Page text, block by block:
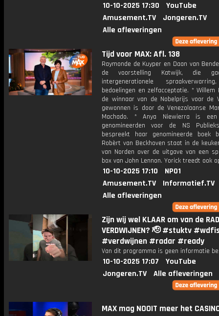
10-10-2025 17:30
YouTube
Amusement.TV
Jongeren.TV
Alle afleveringen
Tijd voor MAX: Afl. 138
Raymonde de Kuyper en Daan van
de voorstelling Katwijk, die
intergenerationele
bedoelingen en zelfacceptatie. * Willem
de winnaar van de Nobelprijs voor de
gewonnen is door de Venezolaanse
Machado. * Anya Niewierra is
genomineerden voor de NS
bespreekt haar genomineerde boek
Robèrt van Beckhoven staat in de
van Norden over de uitgave van een
box van John Lennon. Yorick treedt ook
10-10-2025 17:10
NPO1
Amusement.TV
Informatief.TV
Alle afleveringen
Zijn wij wel KLAAR om van de
VERDWIJNEN? 🫡 #stuktv
#verdwijnen #radar #ready
Van dit programma is geen informatie
10-10-2025 17:07
YouTube
Jongeren.TV
Alle afleveringen
MAX mag NOOIT meer het